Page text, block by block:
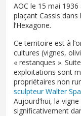
AOC le 15 mai
plaçant Cassis
l’Hexagone.
Ce territoire est à
cultures (vignes,
« restanques ».
exploitations sont
propriétaires non
sculpteur Walter
Aujourd’hui, la
significativement